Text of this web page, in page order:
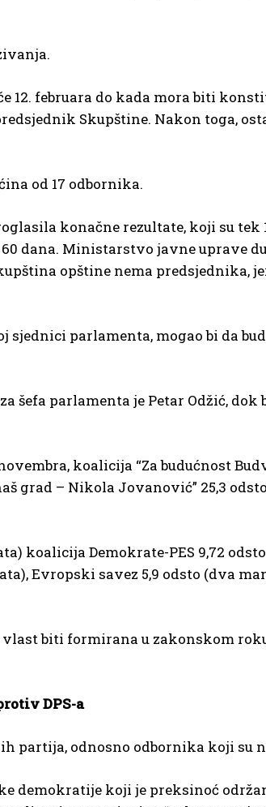
februara do kada mora biti
Skupštine. Nakon toga,
od 17 odbornika.
konačne rezultate, koji su tek
dana. Ministarstvo javne uprave
opštine nema predsjednika,
parlamenta, mogao bi da
šefa parlamenta je Petar Odžić,
koalicija “Za budućnost
grad – Nikola Jovanović” 25,3
koalicija Demokrate-PES 9,72
Evropski savez 5,9 odsto (dva
biti formirana u zakonskom
DPS-a
partija, odnosno odbornika koji su
demokratije koji je preksinoć